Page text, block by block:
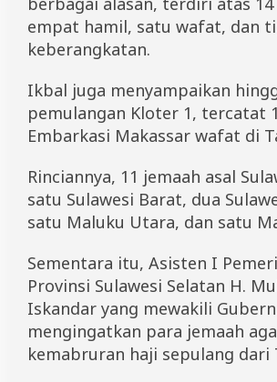
empat hamil, satu wafat, dan
keberangkatan.
Ikbal juga menyampaikan
pemulangan Kloter 1, tercatat
Embarkasi Makassar wafat di
Rinciannya, 11 jemaah asal
satu Sulawesi Barat, dua
satu Maluku Utara, dan satu
Sementara itu, Asisten I
Provinsi Sulawesi Selatan H.
Iskandar yang mewakili
mengingatkan para jemaah
kemabruran haji sepulang dari